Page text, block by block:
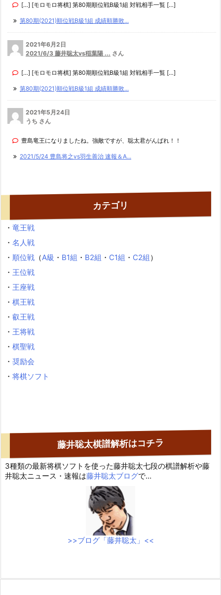
[…] [モロモロ将棋] 第80期順位戦B級1組 対戦相手一覧 […]
第80期(2021)順位戦B級1組 成績順勝敗...
2021年6月2日
2021/6/3 藤井聡太vs稲葉陽 ... さん
[…] [モロモロ将棋] 第80期順位戦B級1組 対戦相手一覧 […]
第80期(2021)順位戦B級1組 成績順勝敗...
2021年5月24日
うち さん
豊島竜王になりましたね。強敵ですが、聡太君がんばれ！！
2021/5/24 豊島将之vs羽生善治 速報＆A...
カテゴリ
・ 竜王戦
・ 名人戦
・ 順位戦 （A級 ・ B1組 ・ B2組 ・ C1組 ・ C2組 ）
・ 王位戦
・ 王座戦
・ 棋王戦
・ 叡王戦
・ 王将戦
・ 棋聖戦
・ 奨励会
・ 将棋ソフト
藤井聡太棋譜解析はコチラ
3種類の最新将棋ソフトを使った藤井聡太七段の棋譜解析や藤
井聡太ニュース・速報は藤井聡太ブログで…
>>ブログ「藤井聡太」<<